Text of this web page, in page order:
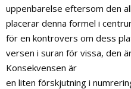
uppenbarelse eftersom den
placerar denna formel i
för en kontrovers om dess
versen i suran för vissa, den
Konsekvensen är
en liten förskjutning i